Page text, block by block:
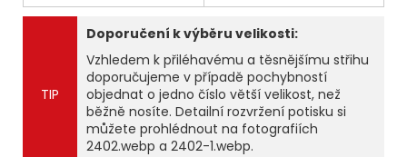
TIP
Doporučení k výběru velikosti:
Vzhledem k přiléhavému a těsnějšímu střihu
doporučujeme v případě pochybností
objednat o jedno číslo větší velikost, než
běžně nosíte. Detailní rozvržení potisku si
můžete prohlédnout na fotografiích
2402.webp a 2402-1.webp.